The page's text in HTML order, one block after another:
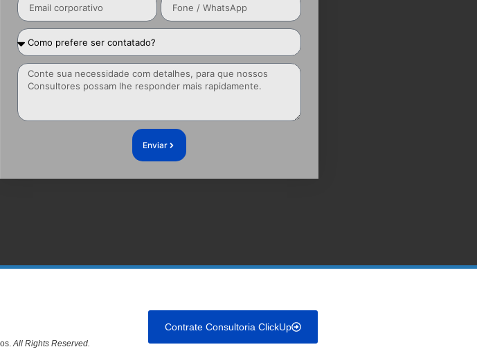
Enviar
All Rights Reserved.
Contrate Consultoria ClickUp